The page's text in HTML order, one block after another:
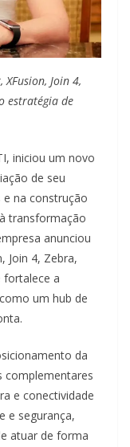
Join 4,
estratégia de
iniciou um novo
de seu
na construção
transformação
anunciou
Join 4, Zebra,
a
um hub de
da
complementares
e conectividade
e segurança,
atuar de forma